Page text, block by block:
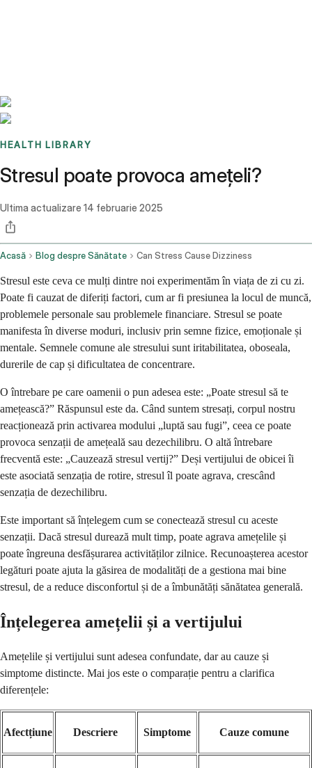
HEALTH LIBRARY
Stresul poate provoca amețeli?
Ultima actualizare 14 februarie 2025
Acasă Blog despre Sănătate Can Stress Cause Dizziness
Stresul este ceva ce mulți dintre noi experimentăm în viața de zi cu zi.
Poate fi cauzat de diferiți factori, cum ar fi presiunea la locul de muncă,
problemele personale sau problemele financiare. Stresul se poate
manifesta în diverse moduri, inclusiv prin semne fizice, emoționale și
mentale. Semnele comune ale stresului sunt iritabilitatea, oboseala,
durerile de cap și dificultatea de concentrare.
O întrebare pe care oamenii o pun adesea este: „Poate stresul să te
amețească?” Răspunsul este da. Când suntem stresați, corpul nostru
reacționează prin activarea modului „luptă sau fugi”, ceea ce poate
provoca senzații de amețeală sau dezechilibru. O altă întrebare
frecventă este: „Cauzează stresul vertij?” Deși vertijului de obicei îi
este asociată senzația de rotire, stresul îl poate agrava, crescând
senzația de dezechilibru.
Este important să înțelegem cum se conectează stresul cu aceste
senzații. Dacă stresul durează mult timp, poate agrava amețelile și
poate îngreuna desfășurarea activităților zilnice. Recunoașterea acestor
legături poate ajuta la găsirea de modalități de a gestiona mai bine
stresul, de a reduce disconfortul și de a îmbunătăți sănătatea generală.
Înțelegerea amețelii și a vertijului
Amețelile și vertijului sunt adesea confundate, dar au cauze și
simptome distincte. Mai jos este o comparație pentru a clarifica
diferențele:
Afectțiune Descriere Simptome Cauze comune